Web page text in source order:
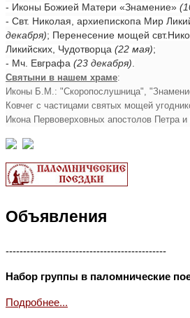
- Иконы Божией Матери «Знамение»
- Свт. Николая, архиепископа Мир
декабря); Перенесение мощей
Ликийских, Чудотворца (22 мая);
- Мч. Евграфа (23 декабря)
Святыни в нашем храме:
Иконы Б.М.: "Скоропослушница",
Ковчег с частицами святых мощей
Икона Первоверховных апостолов Петра и
Объявления
----------------------------------------------
Набор группы в паломнические
Подробнее...